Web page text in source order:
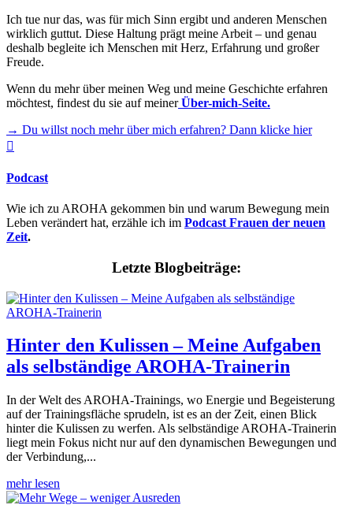
Ich tue nur das, was für mich Sinn ergibt und anderen Menschen
wirklich guttut. Diese Haltung prägt meine Arbeit – und genau
deshalb begleite ich Menschen mit Herz, Erfahrung und großer
Freude.
Wenn du mehr über meinen Weg und meine Geschichte erfahren
möchtest, findest du sie auf meinerÜber-mich-Seite.
→ Du willst noch mehr über mich erfahren? Dann klicke hier

Podcast
Wie ich zu AROHA gekommen bin und warum Bewegung mein
Leben verändert hat, erzähle ich im Podcast Frauen der neuen
Zeit.
Letzte Blogbeiträge:
Hinter den Kulissen – Meine Aufgaben
als selbständige AROHA-Trainerin
In der Welt des AROHA-Trainings, wo Energie und Begeisterung
auf der Trainingsfläche sprudeln, ist es an der Zeit, einen Blick
hinter die Kulissen zu werfen. Als selbständige AROHA-Trainerin
liegt mein Fokus nicht nur auf den dynamischen Bewegungen und
der Verbindung,...
mehr lesen